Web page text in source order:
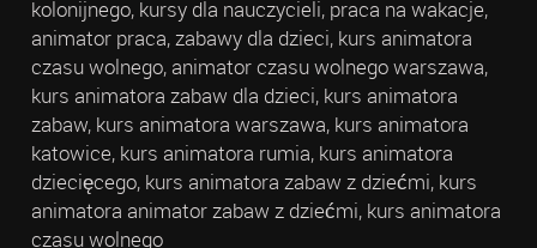
kolonijnego, kursy dla nauczycieli, praca na wakacje,
animator praca, zabawy dla dzieci, kurs animatora
czasu wolnego, animator czasu wolnego warszawa,
kurs animatora zabaw dla dzieci, kurs animatora
zabaw, kurs animatora warszawa, kurs animatora
katowice, kurs animatora rumia, kurs animatora
dziecięcego, kurs animatora zabaw z dziećmi, kurs
animatora animator zabaw z dziećmi, kurs animatora
czasu wolnego